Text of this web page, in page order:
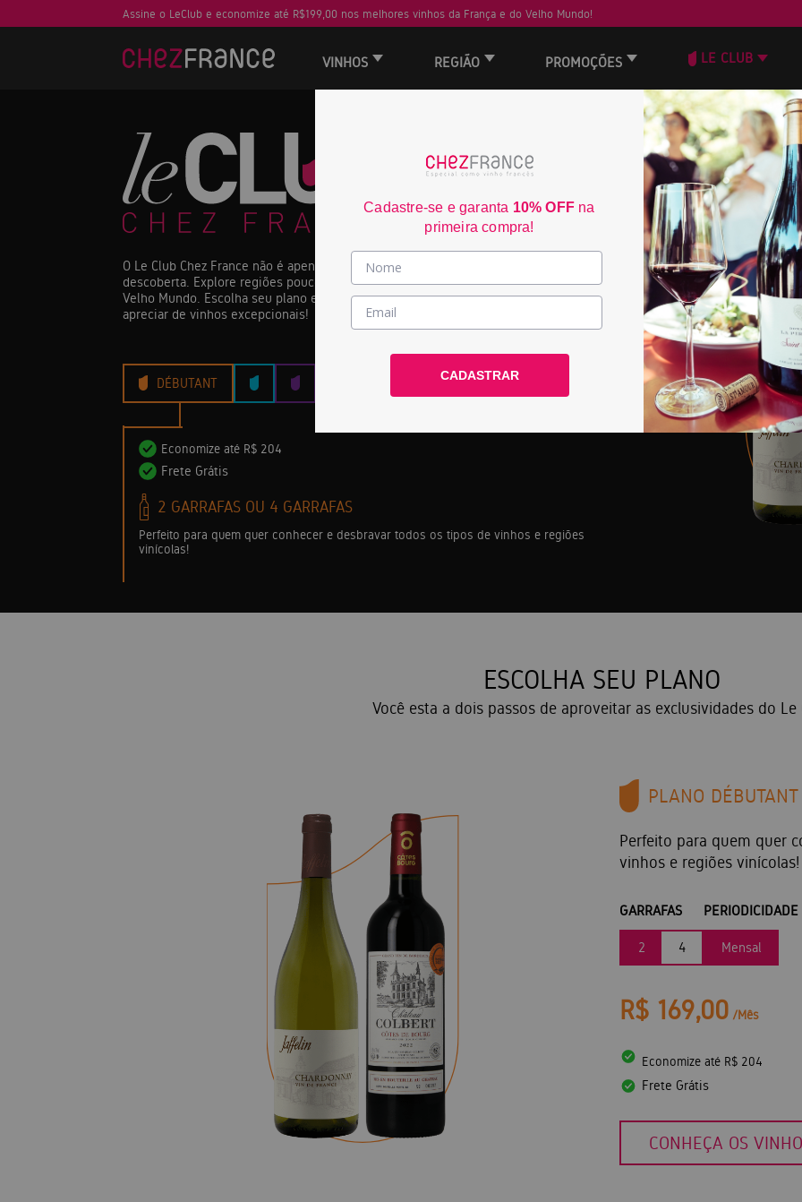
Assine o LeClub e economize até R$199,00 nos melhores vinhos da França e do Velho Mundo!
VINHOS REGIÃO PROMOÇÕES LE CLUB
O Le Club Chez France não é apenas um clube de vinhos, é uma jornada de
descoberta. Explore regiões pouco conhecidas da França e de outros países do
Velho Mundo. Escolha seu plano e junte-se a nós na celebração e na paixão por
apreciar de vinhos excepcionais!
PREMIER
Economize até R$ 650
Frete Grátis
6 GARRAFAS
Tenha um vinho sempre à mão!
É o plano ideal para manter a adega cheia de vinhos durante todo o mês.
ESCOLHA SEU PLANO
Você esta a dois passos de aproveitar as exclusividades do Le
PLANO DÉBUTANT
Perfeito para quem quer
vinhos e regiões vinícolas!
GARRAFAS
2 4
PERIODICIDADE
Mensal
R$ 169,00 /Mês
Economize até R$ 204
Frete Grátis
CONHEÇA OS
Cadastre-se e garanta 10% OFF na
primeira compra!
CADASTRAR